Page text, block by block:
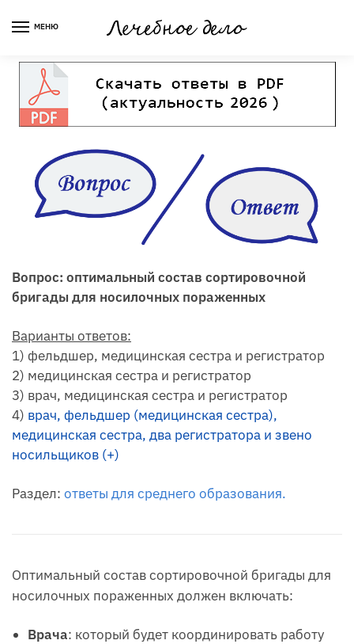
МЕНЮ
Вопрос: оптимальный состав сортировочной
бригады для носилочных пораженных
Варианты ответов:
1) фельдшер, медицинская сестра и регистратор
2) медицинская сестра и регистратор
3) врач, медицинская сестра и регистратор
4) врач, фельдшер (медицинская сестра),
медицинская сестра, два регистратора и звено
носильщиков (+)
Раздел: ответы для среднего образования.
Оптимальный состав сортировочной бригады для
носилочных пораженных должен включать:
Врача: который будет координировать работу